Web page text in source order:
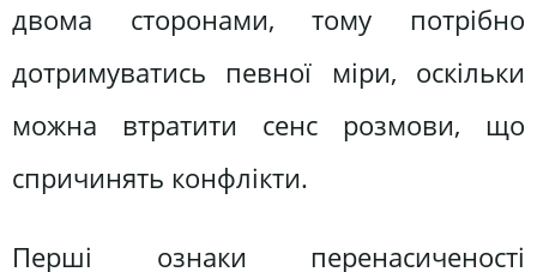
двома сторонами, тому потрібно
дотримуватись певної міри, оскільки
можна втратити сенс розмови, що
спричинять конфлікти.
Перші ознаки перенасиченості